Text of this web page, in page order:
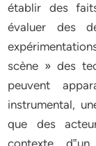
établir des
évaluer des
scène » des
peuvent
instrumental,
que des
contexte,